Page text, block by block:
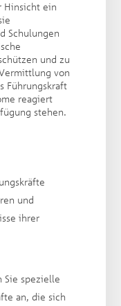
Hinsicht ein
Schulungen
und zu
von
Führungskraft
reagiert
stehen.
und
ihrer
Sie spezielle
an, die sich